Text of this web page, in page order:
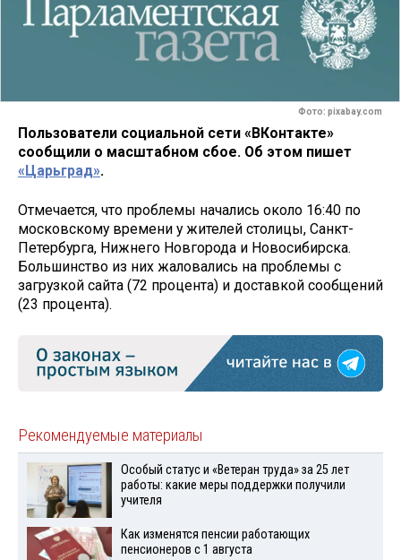
Фото: pixabay.com
Пользователи социальной сети «ВКонтакте»
сообщили о масштабном сбое. Об этом пишет
«Царьград».
Отмечается, что проблемы начались около 16:40 по
московскому времени у жителей столицы, Санкт-
Петербурга, Нижнего Новгорода и Новосибирска.
Большинство из них жаловались на проблемы с
загрузкой сайта (72 процента) и доставкой сообщений
(23 процента).
Рекомендуемые материалы
Особый статус и «Ветеран труда» за 25 лет
работы: какие меры поддержки получили
учителя
Как изменятся пенсии работающих
пенсионеров с 1 августа